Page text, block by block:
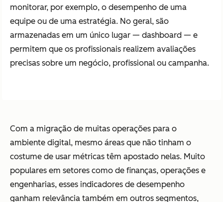
monitorar, por exemplo, o desempenho de uma
equipe ou de uma estratégia. No geral, são
armazenadas em um único lugar — dashboard — e
permitem que os profissionais realizem avaliações
precisas sobre um negócio, profissional ou campanha.
Com a migração de muitas operações para o
ambiente digital, mesmo áreas que não tinham o
costume de usar métricas têm apostado nelas. Muito
populares em setores como de finanças, operações e
engenharias, esses indicadores de desempenho
ganham relevância também em outros segmentos,